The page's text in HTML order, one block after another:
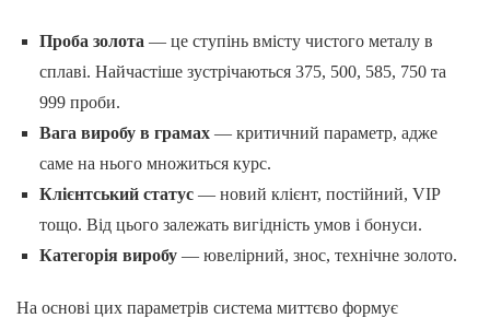
Проба золота — це ступінь вмісту чистого металу в
сплаві. Найчастіше зустрічаються 375, 500, 585, 750 та
999 проби.
Вага виробу в грамах— критичний параметр, адже
саме на нього множиться курс.
Клієнтський статус— новий клієнт, постійний, VIP
тощо. Від цього залежать вигідність умов і бонуси.
Категорія виробу— ювелірний, знос, технічне золото.
На основі цих параметрів система миттєво формує